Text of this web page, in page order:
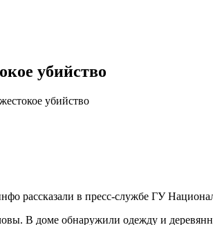
убийство
убийство
рассказали в пресс-службе ГУ
В доме обнаружили одежду и